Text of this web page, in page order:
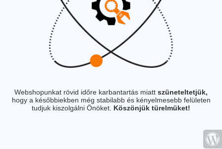
Webshopunkat rövid időre karbantartás miatt szüneteltetjük,
hogy a későbbiekben még stabilabb és kényelmesebb felületen
tudjuk kiszolgálni Önöket. Köszönjük türelmüket!